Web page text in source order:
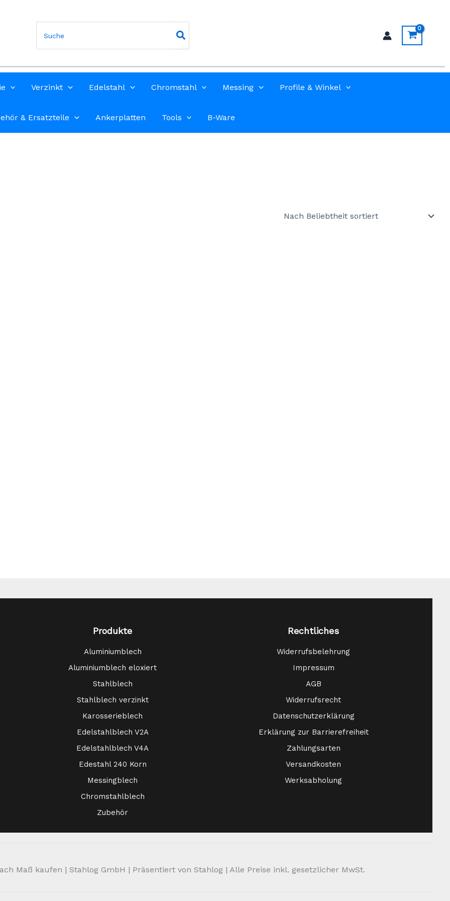
for:
Verzinkt Edelstahl Chromstahl Messing Profile & Winkel
& Ersatzteile Ankerplatten Tools B-Ware
Produkte
Aluminiumblech
Aluminiumblech eloxiert
Stahlblech
Stahlblech verzinkt
Karosserieblech
Edelstahlblech V2A
Edelstahlblech V4A
Edestahl 240 Korn
Messingblech
Chromstahlblech
Zubehör
Rechtliches
Widerrufsbelehrung
Impressum
AGB
Widerrufsrecht
Datenschutzerklärung
Erklärung zur Barrierefreiheit
Zahlungsarten
Versandkosten
Werksabholung
Maß kaufen | Stahlog GmbH | Präsentiert von Stahlog | Alle Preise inkl. gesetzlicher MwSt.